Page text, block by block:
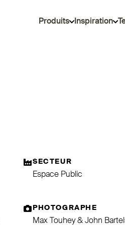
Produits Inspiration
SECTEUR
Espace Public
PHOTOGRAPHE
Max Touhey⁠ & John